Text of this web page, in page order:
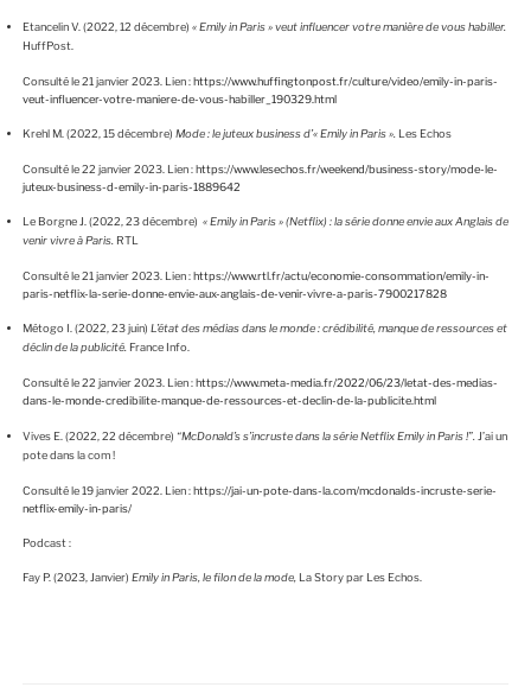
Etancelin V. (2022, 12 décembre) « Emily in Paris » veut influencer votre manière de vous habiller.
HuffPost.
Consulté le 21 janvier 2023. Lien :https://www.huffingtonpost.fr/culture/video/emily-in-paris-
veut-influencer-votre-maniere-de-vous-habiller_190329.html
Krehl M. (2022, 15 décembre) Mode : le juteux business d’« Emily in Paris ». Les Echos
Consulté le 22 janvier 2023. Lien :https://www.lesechos.fr/weekend/business-story/mode-le-
juteux-business-d-emily-in-paris-1889642
Le Borgne J. (2022, 23 décembre) « Emily in Paris » (Netflix) : la série donne envie aux Anglais de
venir vivre à Paris. RTL
Consulté le 21 janvier 2023. Lien :https://www.rtl.fr/actu/economie-consommation/emily-in-
paris-netflix-la-serie-donne-envie-aux-anglais-de-venir-vivre-a-paris-7900217828
Métogo I. (2022, 23 juin) L’état des médias dans le monde : crédibilité, manque de ressources et
déclin de la publicité. France Info.
Consulté le 22 janvier 2023. Lien : https://www.meta-media.fr/2022/06/23/letat-des-medias-
dans-le-monde-credibilite-manque-de-ressources-et-declin-de-la-publicite.html
Vives E. (2022, 22 décembre) “McDonald’s s’incruste dans la série Netflix Emily in Paris !”. J’ai un
pote dans la com !
Consulté le 19 janvier 2022. Lien :https://jai-un-pote-dans-la.com/mcdonalds-incruste-serie-
netflix-emily-in-paris/
Podcast :
Fay P. (2023, Janvier) Emily in Paris, le filon de la mode, La Story par Les Echos.